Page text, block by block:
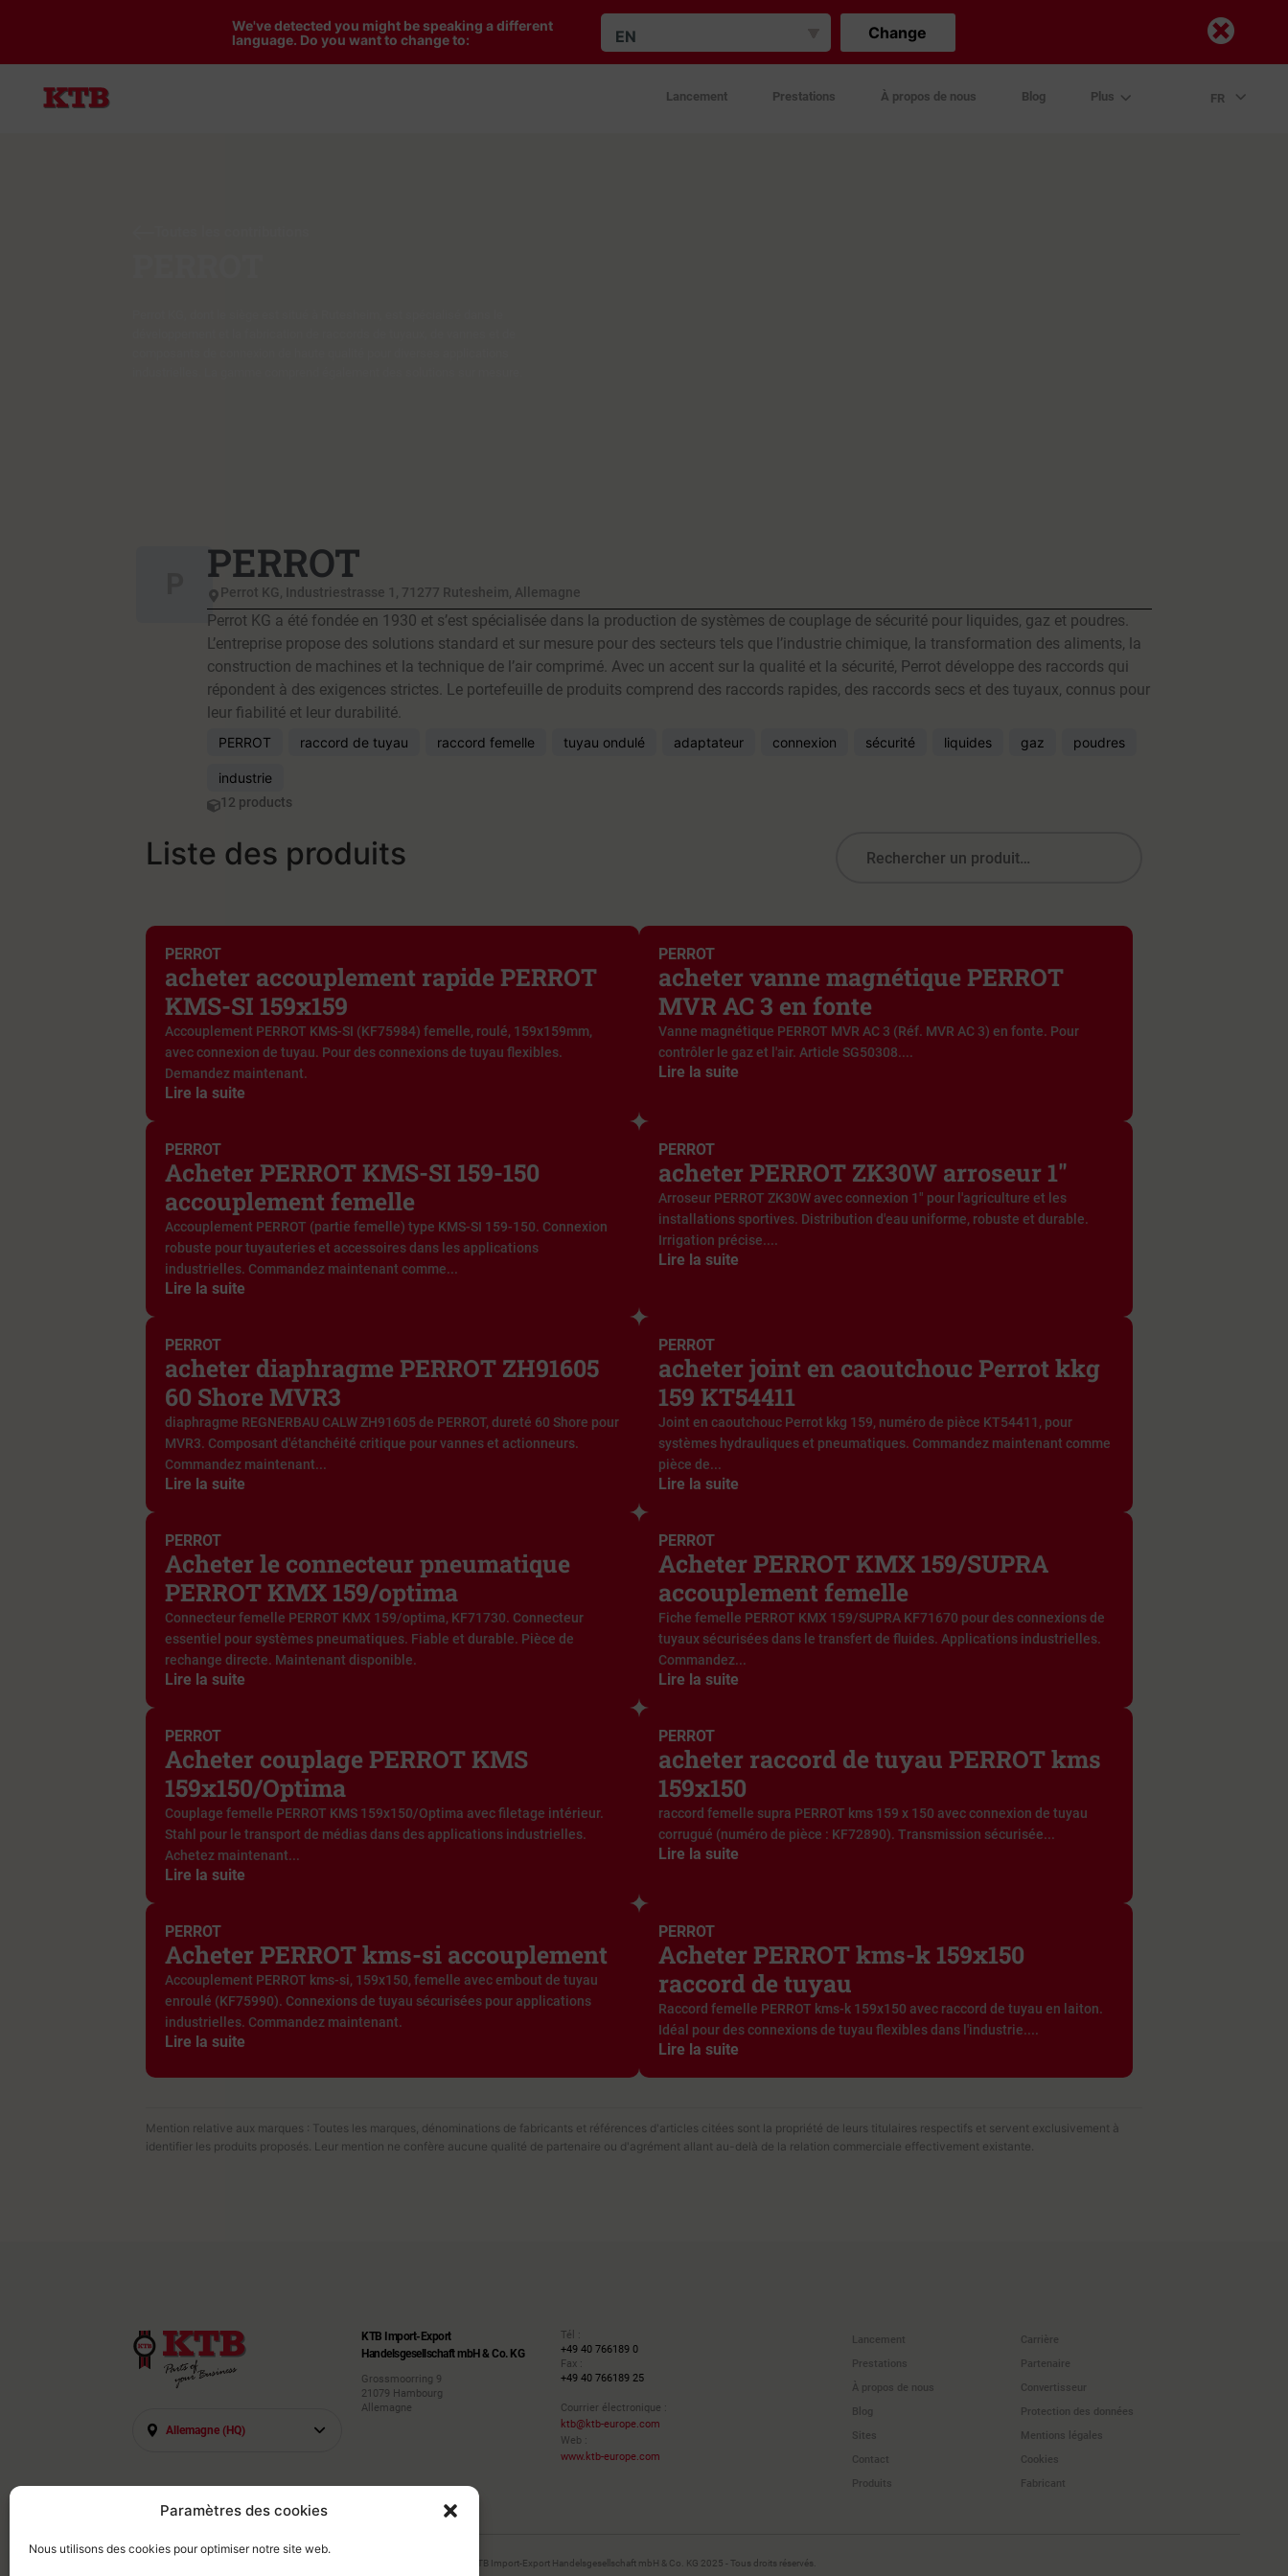
We've detected you might be speaking a different
language. Do you want to change to:
EN Change
Paramètres des cookies
Nous utilisons des cookies pour optimiser notre site web.
Lancement Prestations À propos de nous Blog Plus FR
PERROT
Perrot KG, Industriestrasse 1, 71277 Rutesheim, Allemagne
Perrot KG a été fondée en 1930 et s’est spécialisée dans la production de systèmes de couplage de sécurité pour liquides, gaz et poudres.
L’entreprise propose des solutions standard et sur mesure pour des secteurs tels que l’industrie chimique, la transformation des aliments, la
construction de machines et la technique de l’air comprimé. Avec un accent sur la qualité et la sécurité, Perrot développe des raccords qui
répondent à des exigences strictes. Le portefeuille de produits comprend des raccords rapides, des raccords secs et des tuyaux, connus pour
leur fiabilité et leur durabilité.
PERROT raccord de tuyau raccord femelle tuyau ondulé adaptateur connexion sécurité liquides gaz poudres
industrie
12 products
Liste des produits
PERROT
acheter accouplement rapide PERROT
KMS-SI 159x159
Accouplement PERROT KMS-SI (KF75984) femelle, roulé, 159x159mm,
avec connexion de tuyau. Pour des connexions de tuyau flexibles.
Demandez maintenant.
Lire la suite
PERROT
acheter vanne magnétique PERROT
MVR AC 3 en fonte
Vanne magnétique PERROT MVR AC 3 (Réf. MVR AC 3) en fonte. Pour
contrôler le gaz et l'air. Article SG50308....
Lire la suite
PERROT
Acheter PERROT KMS-SI 159-150
accouplement femelle
Accouplement PERROT (partie femelle) type KMS-SI 159-150. Connexion
robuste pour tuyauteries et accessoires dans les applications
industrielles. Commandez maintenant comme...
Lire la suite
PERROT
acheter PERROT ZK30W arroseur 1"
Arroseur PERROT ZK30W avec connexion 1" pour l'agriculture et les
installations sportives. Distribution d'eau uniforme, robuste et durable.
Irrigation précise....
Lire la suite
PERROT
acheter diaphragme PERROT ZH91605
60 Shore MVR3
diaphragme REGNERBAU CALW ZH91605 de PERROT, dureté 60 Shore pour
MVR3. Composant d'étanchéité critique pour vannes et actionneurs.
Commandez maintenant...
Lire la suite
PERROT
acheter joint en caoutchouc Perrot kkg
159 KT54411
Joint en caoutchouc Perrot kkg 159, numéro de pièce KT54411, pour
systèmes hydrauliques et pneumatiques. Commandez maintenant comme
pièce de...
Lire la suite
PERROT
Acheter le connecteur pneumatique
PERROT KMX 159/optima
Connecteur femelle PERROT KMX 159/optima, KF71730. Connecteur
essentiel pour systèmes pneumatiques. Fiable et durable. Pièce de
rechange directe. Maintenant disponible.
Lire la suite
PERROT
Acheter PERROT KMX 159/SUPRA
accouplement femelle
Fiche femelle PERROT KMX 159/SUPRA KF71670 pour des connexions de
tuyaux sécurisées dans le transfert de fluides. Applications industrielles.
Commandez...
Lire la suite
PERROT
Acheter couplage PERROT KMS
159x150/Optima
Couplage femelle PERROT KMS 159x150/Optima avec filetage intérieur.
Stahl pour le transport de médias dans des applications industrielles.
Achetez maintenant...
Lire la suite
PERROT
acheter raccord de tuyau PERROT kms
159x150
raccord femelle supra PERROT kms 159 x 150 avec connexion de tuyau
corrugué (numéro de pièce : KF72890). Transmission sécurisée...
Lire la suite
PERROT
Acheter PERROT kms-si accouplement
Accouplement PERROT kms-si, 159x150, femelle avec embout de tuyau
enroulé (KF75990). Connexions de tuyau sécurisées pour applications
industrielles. Commandez maintenant.
Lire la suite
PERROT
Acheter PERROT kms-k 159x150
raccord de tuyau
Raccord femelle PERROT kms-k 159x150 avec raccord de tuyau en laiton.
Idéal pour des connexions de tuyau flexibles dans l'industrie....
Lire la suite
Mention relative aux marques : Toutes les marques, dénominations de fabricants et références d'articles citées sont la propriété de leurs titulaires respectifs et servent exclusivement à
identifier les produits proposés. Leur mention ne confère aucune qualité de partenaire ou d'agrément allant au-delà de la relation commerciale effectivement existante.
Allemagne (HQ)
KTB Import-Export
Handelsgesellschaft mbH & Co. KG
Grossmoorring 9
21079 Hambourg
Allemagne
Tél :
+49 40 766189 0
Fax :
+49 40 766189 25
Courrier électronique :
ktb@ktb-europe.com
Web :
www.ktb-europe.com
Lancement
Prestations
À propos de nous
Blog
Sites
Contact
Produits
Carrière
Partenaire
Convertisseur
Protection des données
Mentions légales
Cookies
Fabricant
KTB Import-Export Handelsgesellschaft mbH & Co. KG 2025 - Tous droits réservés.